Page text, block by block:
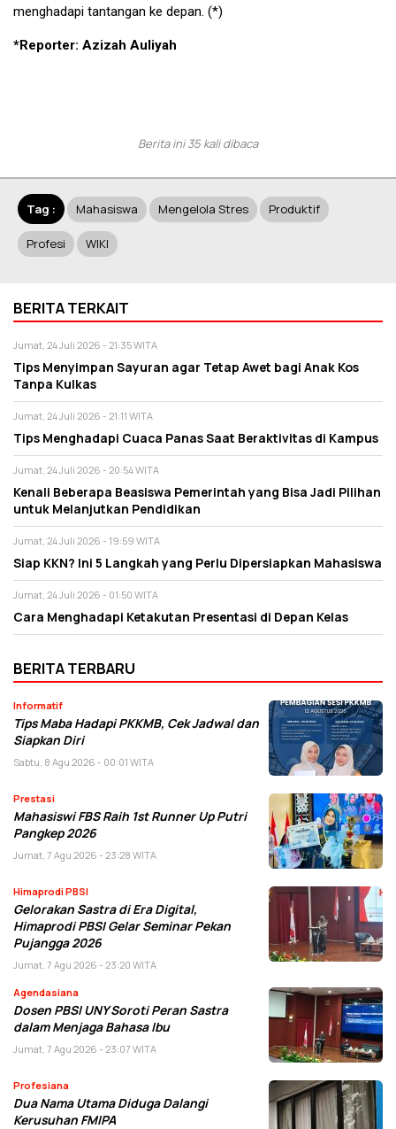
menghadapi tantangan ke depan. (*)
*Reporter: Azizah Auliyah
Berita ini 35 kali dibaca
Tag : Mahasiswa Mengelola Stres Produktif
Profesi WIKI
BERITA TERKAIT
Jumat, 24 Juli 2026 - 21:35 WITA
Tips Menyimpan Sayuran agar Tetap Awet bagi Anak Kos
Tanpa Kulkas
Jumat, 24 Juli 2026 - 21:11 WITA
Tips Menghadapi Cuaca Panas Saat Beraktivitas di Kampus
Jumat, 24 Juli 2026 - 20:54 WITA
Kenali Beberapa Beasiswa Pemerintah yang Bisa Jadi Pilihan
untuk Melanjutkan Pendidikan
Jumat, 24 Juli 2026 - 19:59 WITA
Siap KKN? Ini 5 Langkah yang Perlu Dipersiapkan Mahasiswa
Jumat, 24 Juli 2026 - 01:50 WITA
Cara Menghadapi Ketakutan Presentasi di Depan Kelas
BERITA TERBARU
Informatif
Tips Maba Hadapi PKKMB, Cek Jadwal dan
Siapkan Diri
Sabtu, 8 Agu 2026 - 00:01 WITA
Prestasi
Mahasiswi FBS Raih 1st Runner Up Putri
Pangkep 2026
Jumat, 7 Agu 2026 - 23:28 WITA
Himaprodi PBSI
Gelorakan Sastra di Era Digital,
Himaprodi PBSI Gelar Seminar Pekan
Pujangga 2026
Jumat, 7 Agu 2026 - 23:20 WITA
Agendasiana
Dosen PBSI UNY Soroti Peran Sastra
dalam Menjaga Bahasa Ibu
Jumat, 7 Agu 2026 - 23:07 WITA
Profesiana
Dua Nama Utama Diduga Dalangi
Kerusuhan FMIPA